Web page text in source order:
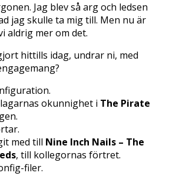
Jag blev så arg och ledsen
jag skulle ta mig till. Men nu är
aldrig mer om det.
hittills idag, undrar ni, med
okunnighet i The Pirate
med till Nine Inch Nails – The
, till kollegornas förtret.
filer.